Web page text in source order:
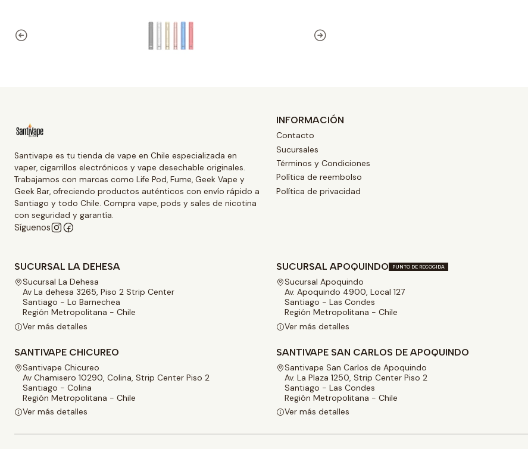
Santivape es tu tienda de vape en Chile especializada en
vaper, cigarrillos electrónicos y vape desechable originales.
Trabajamos con marcas como Life Pod, Fume, Geek Vape y
Geek Bar, ofreciendo productos auténticos con envío rápido a
Santiago y todo Chile. Compra vape, pods y sales de nicotina
con seguridad y garantía.
Síguenos
INFORMACIÓN
Contacto
Sucursales
Términos y Condiciones
Política de reembolso
Política de privacidad
SUCURSAL LA DEHESA
Sucursal La Dehesa
Av La dehesa 3265, Piso 2 Strip Center
Santiago - Lo Barnechea
Región Metropolitana - Chile
Ver más detalles
SUCURSAL APOQUINDO PUNTO DE RECOGIDA
Sucursal Apoquindo
Av. Apoquindo 4900, Local 127
Santiago - Las Condes
Región Metropolitana - Chile
Ver más detalles
SANTIVAPE CHICUREO
Santivape Chicureo
Av Chamisero 10290, Colina, Strip Center Piso 2
Santiago - Colina
Región Metropolitana - Chile
Ver más detalles
SANTIVAPE SAN CARLOS DE APOQUINDO
Santivape San Carlos de Apoquindo
Av. La Plaza 1250, Strip Center Piso 2
Santiago - Las Condes
Región Metropolitana - Chile
Ver más detalles